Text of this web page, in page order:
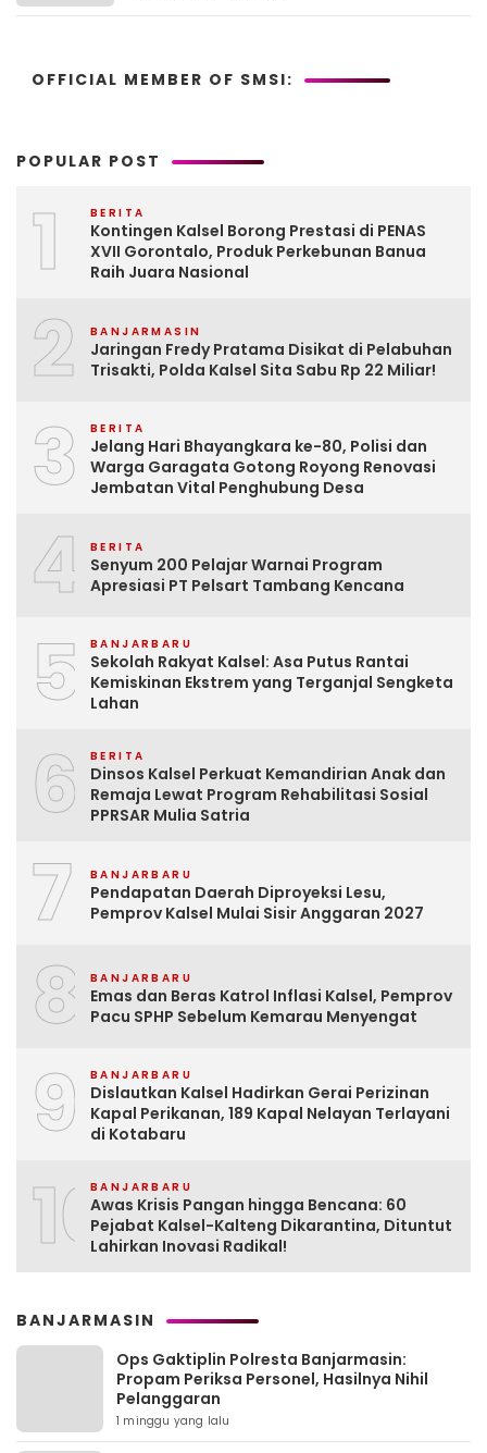
OFFICIAL MEMBER OF SMSI:
POPULAR POST
1 BERITA
Kontingen Kalsel Borong Prestasi di PENAS
XVII Gorontalo, Produk Perkebunan Banua
Raih Juara Nasional
2 BANJARMASIN
Jaringan Fredy Pratama Disikat di Pelabuhan
Trisakti, Polda Kalsel Sita Sabu Rp 22 Miliar!
3 BERITA
Jelang Hari Bhayangkara ke-80, Polisi dan
Warga Garagata Gotong Royong Renovasi
Jembatan Vital Penghubung Desa
4 BERITA
Senyum 200 Pelajar Warnai Program
Apresiasi PT Pelsart Tambang Kencana
5 BANJARBARU
Sekolah Rakyat Kalsel: Asa Putus Rantai
Kemiskinan Ekstrem yang Terganjal Sengketa
Lahan
6 BERITA
Dinsos Kalsel Perkuat Kemandirian Anak dan
Remaja Lewat Program Rehabilitasi Sosial
PPRSAR Mulia Satria
7 BANJARBARU
Pendapatan Daerah Diproyeksi Lesu,
Pemprov Kalsel Mulai Sisir Anggaran 2027
8 BANJARBARU
Emas dan Beras Katrol Inflasi Kalsel, Pemprov
Pacu SPHP Sebelum Kemarau Menyengat
9 BANJARBARU
Dislautkan Kalsel Hadirkan Gerai Perizinan
Kapal Perikanan, 189 Kapal Nelayan Terlayani
di Kotabaru
10BANJARBARU
Awas Krisis Pangan hingga Bencana: 60
Pejabat Kalsel-Kalteng Dikarantina, Dituntut
Lahirkan Inovasi Radikal!
BANJARMASIN
Ops Gaktiplin Polresta Banjarmasin:
Propam Periksa Personel, Hasilnya Nihil
Pelanggaran
1 minggu yang lalu